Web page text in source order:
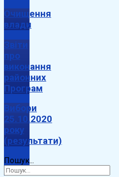
Очищення
влади
Звіти
про
виконання
районних
Програм
Вибори
25.10.2020
року
(результати)
Пошук...